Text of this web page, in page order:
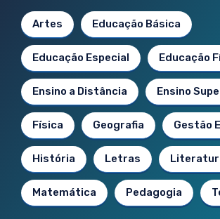
Artes Educação Básica
Educação Especial Educação
Ensino a Distância Ensino
Física Geografia Gestão
História Letras
Matemática Pedagogia